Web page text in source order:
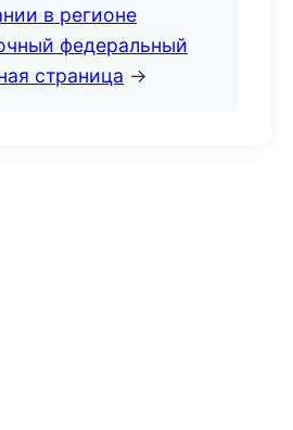
в регионе
федеральный
страница →